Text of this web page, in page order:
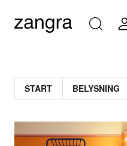
START BELYSNING